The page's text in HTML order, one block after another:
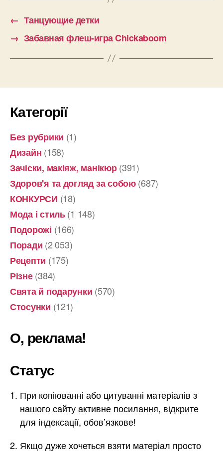
← Танцующие детки
→ Забавная флеш-игра Chickaboom
Категорії
Без рубрики (1)
Дизайн (158)
Зачіски, макіяж, манікюр(391)
Здоров'я та догляд за собою(687)
КОНКУРСИ (18)
Мода і стиль(1 148)
Подорожі (166)
Поради (2 053)
Рецепти (175)
Різне(384)
Свята й подарунки (570)
Стосунки (121)
О, реклама!
Статус
При копіюванні або цитуванні матеріалів з
нашого сайту активне посилання, відкрите
для індексації, обов’язкове!
Якщо дуже хочеться взяти матеріал просто